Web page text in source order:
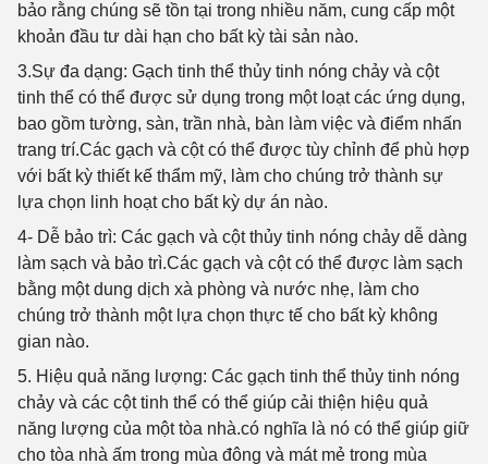
bảo rằng chúng sẽ tồn tại trong nhiều năm, cung cấp một
khoản đầu tư dài hạn cho bất kỳ tài sản nào.
3.Sự đa dạng: Gạch tinh thể thủy tinh nóng chảy và cột
tinh thể có thể được sử dụng trong một loạt các ứng dụng,
bao gồm tường, sàn, trần nhà, bàn làm việc và điểm nhấn
trang trí.Các gạch và cột có thể được tùy chỉnh để phù hợp
với bất kỳ thiết kế thẩm mỹ, làm cho chúng trở thành sự
lựa chọn linh hoạt cho bất kỳ dự án nào.
4- Dễ bảo trì: Các gạch và cột thủy tinh nóng chảy dễ dàng
làm sạch và bảo trì.Các gạch và cột có thể được làm sạch
bằng một dung dịch xà phòng và nước nhẹ, làm cho
chúng trở thành một lựa chọn thực tế cho bất kỳ không
gian nào.
5. Hiệu quả năng lượng: Các gạch tinh thể thủy tinh nóng
chảy và các cột tinh thể có thể giúp cải thiện hiệu quả
năng lượng của một tòa nhà.có nghĩa là nó có thể giúp giữ
cho tòa nhà ấm trong mùa đông và mát mẻ trong mùa